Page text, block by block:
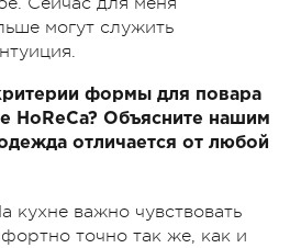
могут служить
формы для повара
HoReCa? Объясните нашим
отличается от любой
кухне важно чувствовать
точно так же, как и